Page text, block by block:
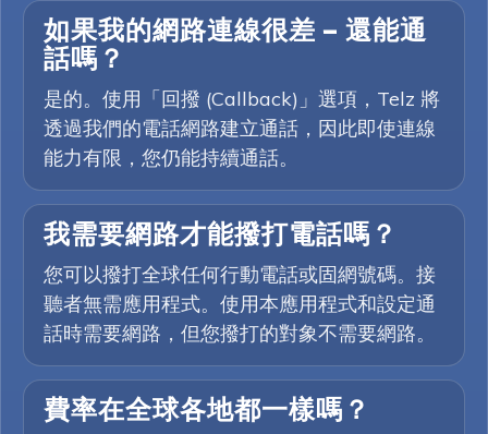
如果我的網路連線很差 — 還能通
話嗎？
是的。使用「回撥 (Callback)」選項，Telz 將
透過我們的電話網路建立通話，因此即使連線
能力有限，您仍能持續通話。
我需要網路才能撥打電話嗎？
您可以撥打全球任何行動電話或固網號碼。接
聽者無需應用程式。使用本應用程式和設定通
話時需要網路，但您撥打的對象不需要網路。
費率在全球各地都一樣嗎？